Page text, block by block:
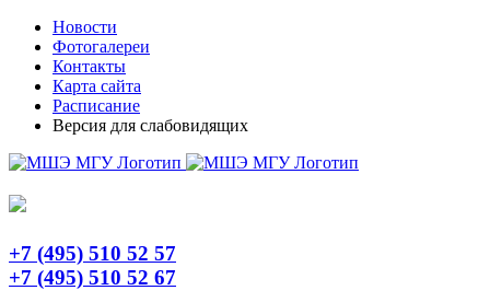
Skip
content
TelegramНовости
Фотогалереи
Контакты
Карта сайта
Расписание
Версия для слабовидящих
+7 (495) 510 52 57
+7 (495) 510 52 67